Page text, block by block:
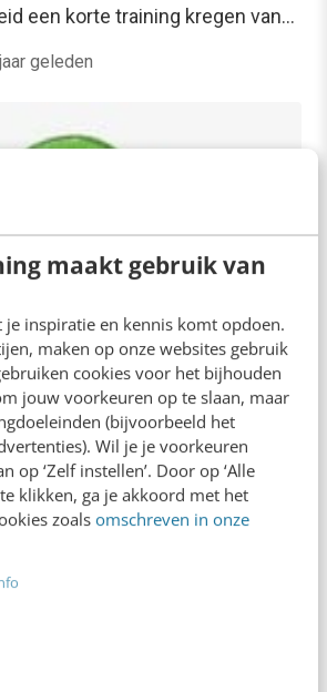
maakt gebruik van
je inspiratie en kennis komt opdoen.
maken op onze websites gebruik
cookies voor het bijhouden
jouw voorkeuren op te slaan, maar
(bijvoorbeeld het
Wil je je voorkeuren
op ‘Zelf instellen’. Door op ‘Alle
klikken, ga je akkoord met het
zoals omschreven in onze
een korte training kregen van…
geleden
tools: bouw je eigen
met Podio
Soms werk je samen met
eigen organisatie, de andere
en mensen vanuit…